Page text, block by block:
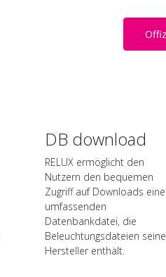
DB download
RELUX ermöglicht den
Nutzern den bequemen
Zugriff auf Downloads
umfassenden
Datenbankdatei, die
Beleuchtungsdateien
Hersteller enthält.